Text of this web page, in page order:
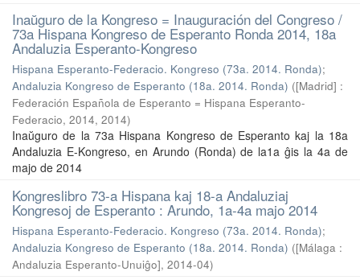
Inaŭguro de la Kongreso = Inauguración del Congreso /
73a Hispana Kongreso de Esperanto Ronda 2014, 18a
Andaluzia Esperanto-Kongreso
Hispana Esperanto-Federacio. Kongreso (73a. 2014. Ronda);
Andaluzia Kongreso de Esperanto (18a. 2014. Ronda) ([Madrid] :
Federación Española de Esperanto = Hispana Esperanto-
Federacio, 2014, 2014)
Inaŭguro de la 73a Hispana Kongreso de Esperanto kaj la 18a
Andaluzia E-Kongreso, en Arundo (Ronda) de la1a ĝis la 4a de
majo de 2014
Kongreslibro 73-a Hispana kaj 18-a Andaluziaj
Kongresoj de Esperanto : Arundo, 1a-4a majo 2014
Hispana Esperanto-Federacio. Kongreso (73a. 2014. Ronda);
Andaluzia Kongreso de Esperanto (18a. 2014. Ronda) ([Málaga :
Andaluzia Esperanto-Unuiĝo], 2014-04)